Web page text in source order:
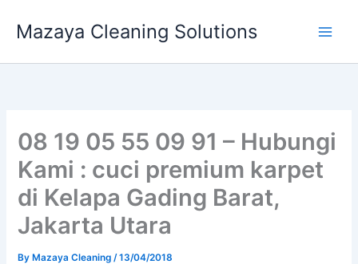
Mazaya Cleaning Solutions
08 19 05 55 09 91 – Hubungi
Kami : cuci premium karpet
di Kelapa Gading Barat,
Jakarta Utara
By Mazaya Cleaning/13/04/2018